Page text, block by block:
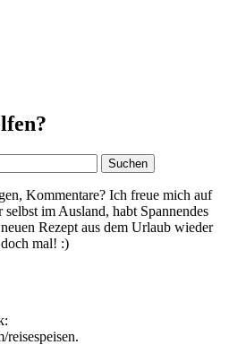
Kommentare? Ich freue mich auf
im Ausland, habt Spannendes
Rezept aus dem Urlaub wieder
mal! :)